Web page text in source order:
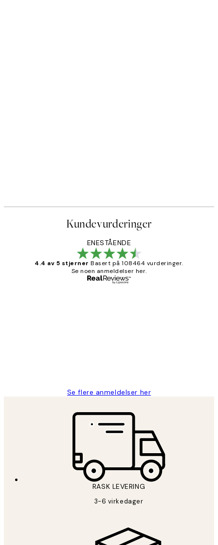
Kundevurderinger
ENESTÅENDE
4.4 av 5 stjerner Basert på 108464 vurderinger.
Se noen anmeldelser her.
Se flere anmeldelser her
RASK LEVERING
3-6 virkedager